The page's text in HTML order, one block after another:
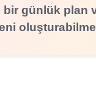
bir günlük plan